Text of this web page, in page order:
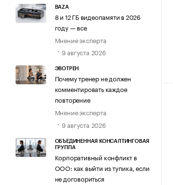
BAZA
8 и 12 ГБ видеопамяти в 2026
году — все
Мнение эксперта
9 августа 2026
ЭВОТРЕН
Почему тренер не должен
комментировать каждое
повторение
Мнение эксперта
9 августа 2026
ОБЪЕДИНЕННАЯ КОНСАЛТИНГОВАЯ
ГРУППА
Корпоративный конфликт в
ООО: как выйти из тупика, если
не договориться